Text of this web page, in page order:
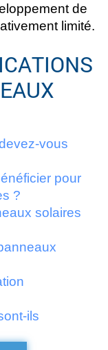
de
limité.
vous
pour
?
solaires
ils